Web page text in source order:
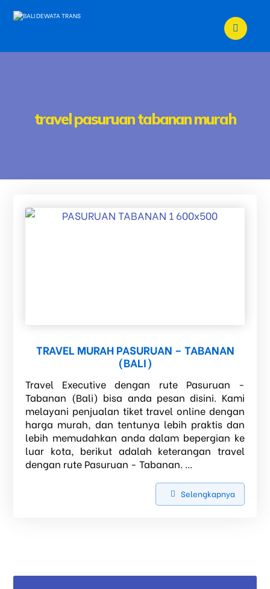
travel pasuruan tabanan murah
TRAVEL MURAH PASURUAN – TABANAN
(BALI)
Travel Executive dengan rute Pasuruan -
Tabanan (Bali) bisa anda pesan disini. Kami
melayani penjualan tiket travel online dengan
harga murah, dan tentunya lebih praktis dan
lebih memudahkan anda dalam bepergian ke
luar kota, berikut adalah keterangan travel
dengan rute Pasuruan - Tabanan. ...
Selengkapnya